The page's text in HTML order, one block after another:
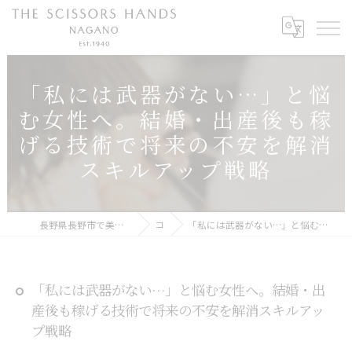
「私には武器がない…」と悩
む女性へ。結婚・出産後も稼
げる技術で将来の不安を解消
スキルアップ戦略
長野県長野市で美容師の求人ならTHE SCISSORS HANDS NAGANO コラム 「私には武器がない…」と悩む女性へ。結婚・出産後も稼げる技術で将来の不安を解消スキルアップ戦略
「私には武器がない…」と悩む女性へ。結婚・出
産後も稼げる技術で将来の不安を解消スキルアッ
プ戦略